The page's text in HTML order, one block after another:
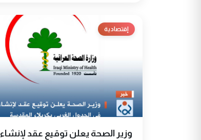
إقتصادية
وزير الصحة يعلن توقيع عقد لإنشاء